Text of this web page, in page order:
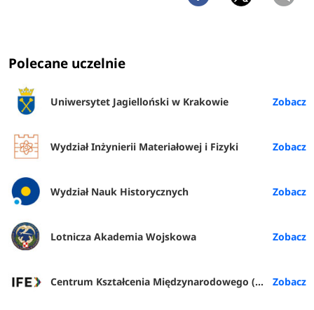
Polecane uczelnie
Uniwersytet Jagielloński w Krakowie
Wydział Inżynierii Materiałowej i Fizyki
Wydział Nauk Historycznych
Lotnicza Akademia Wojskowa
Centrum Kształcenia Międzynarodowego (IFE) PŁ